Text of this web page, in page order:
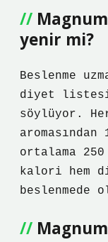
yenir mi?
Beslenme
diyet
söylüyor.
ortalama
kalori hem
beslenmede
Magnum